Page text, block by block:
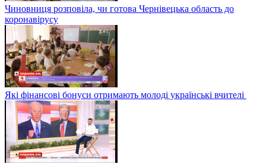
Чиновниця розповіла, чи готова Чернівецька область до
коронавірусу
Які фінансові бонуси отримають молоді українські вчителі